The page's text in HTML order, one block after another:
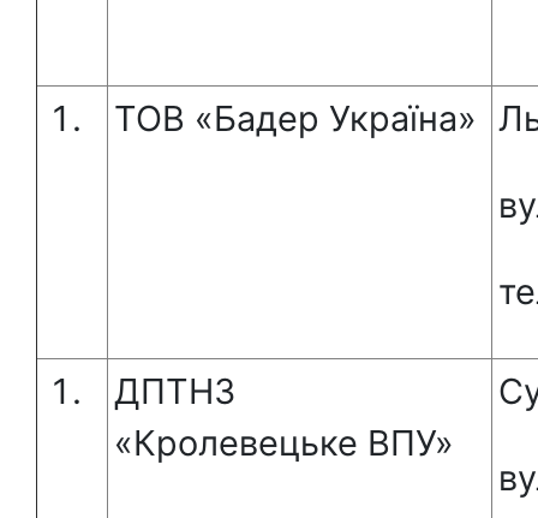
ТОВ «Бадер Україна»
ДПТНЗ
«Кролевецьке ВПУ»